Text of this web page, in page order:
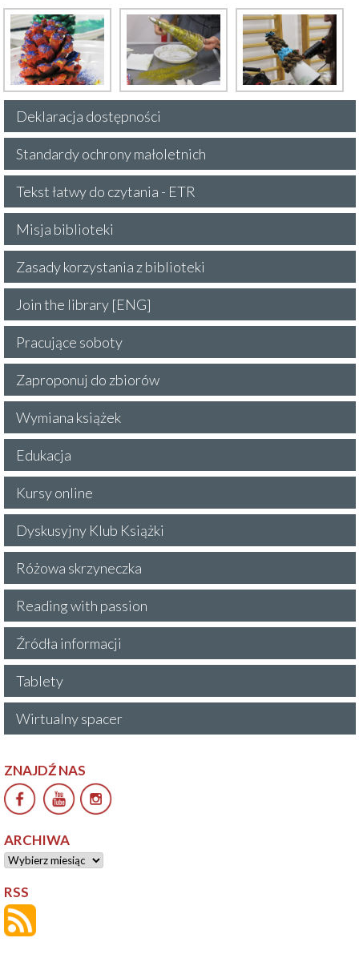
Deklaracja dostępności
Standardy ochrony małoletnich
Tekst łatwy do czytania - ETR
Misja biblioteki
Zasady korzystania z biblioteki
Join the library [ENG]
Pracujące soboty
Zaproponuj do zbiorów
Wymiana książek
Edukacja
Kursy online
Dyskusyjny Klub Książki
Różowa skrzyneczka
Reading with passion
Źródła informacji
Tablety
Wirtualny spacer
ZNAJDŹ NAS
ARCHIWA
Archiwa
RSS